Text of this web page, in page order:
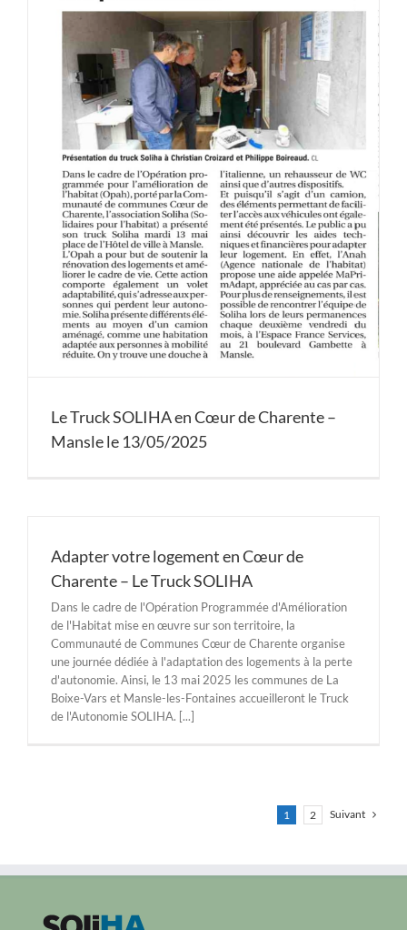
Le Truck SOLIHA en Cœur de Charente –
Mansle le 13/05/2025
Adapter votre logement en Cœur de
Charente – Le Truck SOLIHA
Dans le cadre de l'Opération Programmée d'Amélioration
de l'Habitat mise en œuvre sur son territoire, la
Communauté de Communes Cœur de Charente organise
une journée dédiée à l'adaptation des logements à la perte
d'autonomie. Ainsi, le 13 mai 2025 les communes de La
Boixe-Vars et Mansle-les-Fontaines accueilleront le Truck
de l'Autonomie SOLIHA. [...]
1 2 Suivant